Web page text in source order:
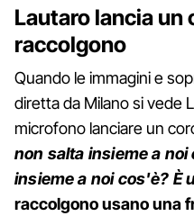
Lautaro lancia un
raccolgono
Quando le immagini e
diretta da Milano si vede
microfono lanciare un
non salta insieme a
insieme a noi cos'è? È
raccolgono usano una